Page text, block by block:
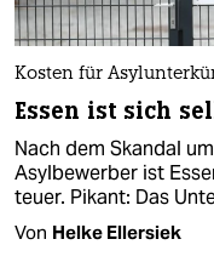
Kosten für
Essen ist sich
Nach dem Skandal
Asylbewerber ist
teuer. Pikant: Das
Von Helke Ellersiek